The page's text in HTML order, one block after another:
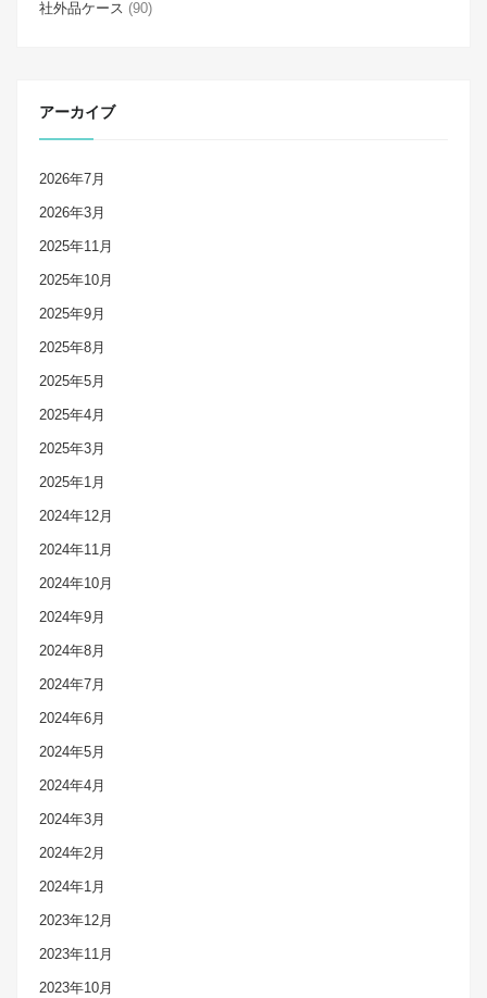
社外品ケース (90)
アーカイブ
2026年7月
2026年3月
2025年11月
2025年10月
2025年9月
2025年8月
2025年5月
2025年4月
2025年3月
2025年1月
2024年12月
2024年11月
2024年10月
2024年9月
2024年8月
2024年7月
2024年6月
2024年5月
2024年4月
2024年3月
2024年2月
2024年1月
2023年12月
2023年11月
2023年10月